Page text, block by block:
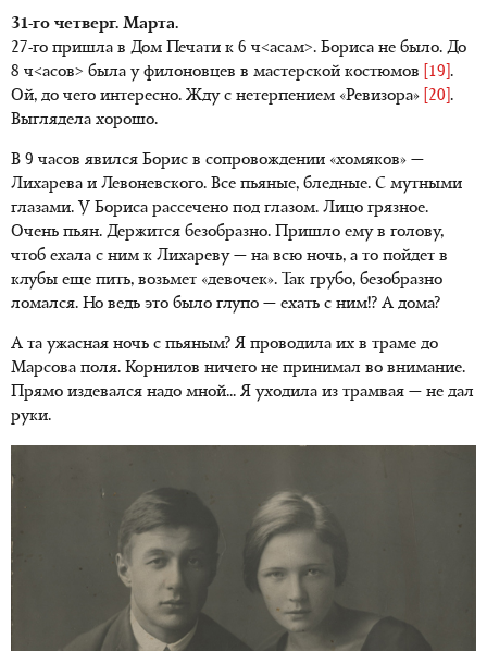
31-го четверг. Марта.
27-го пришла в Дом Печати к 6 ч<асам>. Бориса не было. До
8 ч<асов> была у филоновцев в мастерской костюмов
[19] .
Ой, до чего интересно. Жду с нетерпением «Ревизора» [20] .
Выглядела хорошо.
В 9 часов явился Борис в сопровождении «хомяков» —
Лихарева и Левоневского. Все пьяные, бледные. С мутными
глазами. У Бориса рассечено под глазом. Лицо грязное.
Очень пьян. Держится безобразно. Пришло ему в голову,
чтоб ехала с ним к Лихареву — на всю ночь, а то пойдет в
клубы еще пить, возьмет «девочек». Так грубо, безобразно
ломался. Но ведь это было глупо — ехать с ним!? А дома?
А та ужасная ночь с пьяным? Я проводила их в траме до
Марсова поля. Корнилов ничего не принимал во внимание.
Прямо издевался надо мной... Я уходила из трамвая — не дал
руки.